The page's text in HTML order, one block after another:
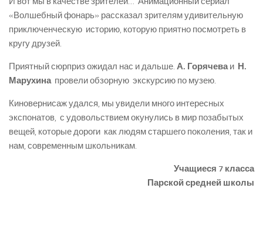
«Волшебный фонарь» рассказал зрителям удивительную
приключенческую историю, которую приятно посмотреть в
кругу друзей.
Приятный сюрприз ожидал нас и дальше. А. Горячеваи Н.
Марухина провели обзорную экскурсию по музею.
Киновернисаж удался, мы увидели много интересных
экспонатов, с удовольствием окунулись в мир позабытых
вещей, которые дороги как людям старшего поколения, так и
нам, современным школьникам.
Учащиеся 7 класса
Парской средней школы